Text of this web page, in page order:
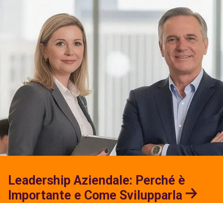
Leadership Aziendale: Perché è
Importante e Come Svilupparla